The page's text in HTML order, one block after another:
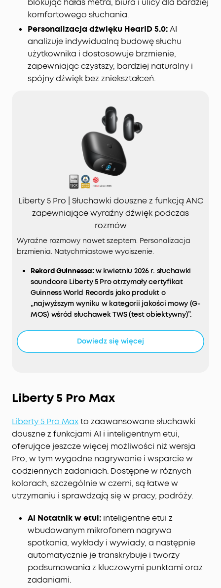
blokując hałas metra, biura i ulicy dla bardziej
komfortowego słuchania.
Personalizacja dźwięku HearID 5.0:AI
analizuje indywidualną budowę słuchu
użytkownika i dostosowuje brzmienie,
zapewniając czystszy, bardziej naturalny i
spójny dźwięk bez zniekształceń.
Liberty 5 Pro | Słuchawki douszne z funkcją ANC
zapewniające wyraźny dźwięk podczas
rozmów
Wyraźne rozmowy nawet szeptem. Personalizacja
brzmienia. Natychmiastowe wyciszenie.
Rekord Guinnessa: w kwietniu 2026 r. słuchawki
soundcore Liberty 5 Pro otrzymały certyfikat
Guinness World Records jako produkt o
„najwyższym wyniku w kategorii jakości mowy (G-
MOS) wśród słuchawek TWS (test obiektywny)”.
czujnikom i procesorowi Thus™ AI Chip możesz
adaptacyjna redukcja szumów ANC. Dzięki 8
czujnikom i chipowi AI Thus™ słuchawki
przetwarzają ponad 384 tys. sygnałów szumu na
sekundę, blokując hałas metra, biura lub ulicy.
Personalizacja brzmienia:HearID 5.0 ze
spersonalizowanym korektorem i wzmacniaczem
opartym na sztucznej inteligencji zapewnia
dźwięk precyzyjnie dostrojony do Twoich uszu.
Koniec z kompromisami w postaci generycznego,
standardowego dźwięku.
wbudowanym poleceniom możesz pomijać
utwory, odbierać połączenia i regulować głośność
— przetwarzanie offline zapewnia zerowe
opóźnienie.
Dowiedz się więcej
Liberty 5 Pro Max
Liberty 5 Pro Maxto zaawansowane słuchawki
douszne z funkcjami AI i inteligentnym etui,
oferujące jeszcze więcej możliwości niż wersja
Pro, w tym wygodne nagrywanie i wsparcie w
codziennych zadaniach. Dostępne w różnych
kolorach, szczególnie w czerni, są łatwe w
utrzymaniu i sprawdzają się w pracy, podróży.
AI Notatnik w etui: inteligentne etui z
wbudowanym mikrofonem nagrywa
spotkania, wykłady i wywiady, a następnie
automatycznie je transkrybuje i tworzy
podsumowania z kluczowymi punktami oraz
zadaniami.